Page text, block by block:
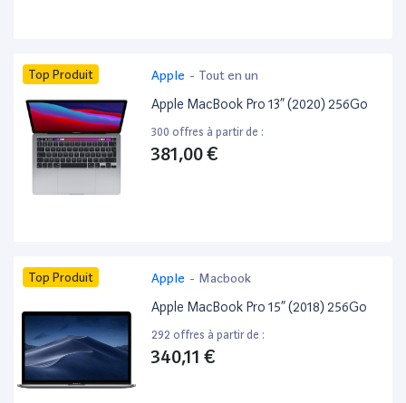
Top Produit Apple - Tout en un
Apple MacBook Pro 13” (2020) 256Go
300 offres à partir de :
381,00 €
Top Produit Apple - Macbook
Apple MacBook Pro 15” (2018) 256Go
292 offres à partir de :
340,11 €